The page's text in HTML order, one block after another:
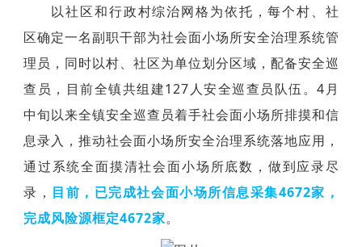
以社区和行政村综治网格为依托，每个村、社
区确定一名副职干部为社会面小场所安全治理系统管
理员，同时以村、社区为单位划分区域，配备安全巡
查员，目前全镇共组建127人安全巡查员队伍。4月
中旬以来全镇安全巡查员着手社会面小场所排摸和信
息录入，推动社会面小场所安全治理系统落地应用，
通过系统全面摸清社会面小场所底数，做到应录尽
录， 目前，已完成社会面小场所信息采集4672家，
完成风险源框定4672家。